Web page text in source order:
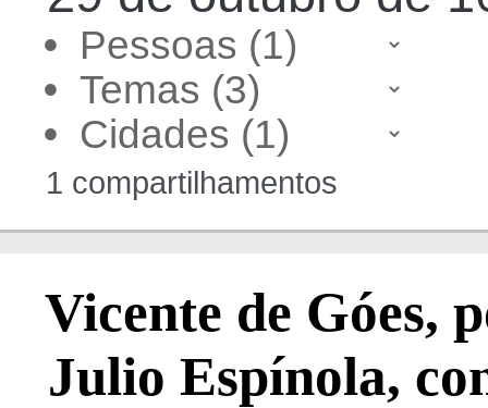
•
•
•
1 compartilhamentos
Vicente de Góes,
Julio Espínola,